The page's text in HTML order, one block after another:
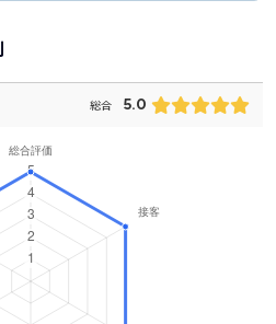
総合 5.0